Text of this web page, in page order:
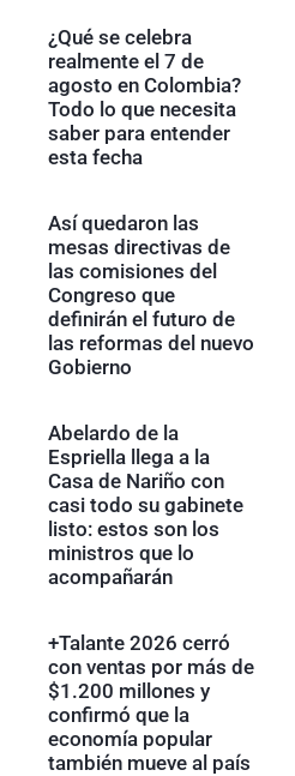
¿Qué se celebra
realmente el 7 de
agosto en Colombia?
Todo lo que necesita
saber para entender
esta fecha
Así quedaron las
mesas directivas de
las comisiones del
Congreso que
definirán el futuro de
las reformas del nuevo
Gobierno
Abelardo de la
Espriella llega a la
Casa de Nariño con
casi todo su gabinete
listo: estos son los
ministros que lo
acompañarán
+Talante 2026 cerró
con ventas por más de
$1.200 millones y
confirmó que la
economía popular
también mueve al país